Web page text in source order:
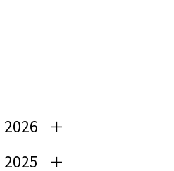
2026
2025